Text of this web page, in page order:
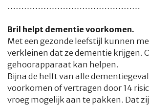
…………………………………………
Bril helpt dementie voorkomen.
Met een gezonde leefstijl kunnen
verkleinen dat ze dementie krijgen.
gehoorapparaat kan helpen.
Bijna de helft van alle
voorkomen of vertragen door 14
vroeg mogelijk aan te pakken. Dat